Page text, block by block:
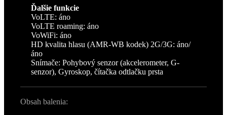
Ďalšie funkcie
VoLTE: áno
VoLTE roaming: áno
VoWiFi: áno
HD kvalita hlasu (AMR-WB kodek) 2G/3G: áno/
áno
Snímače: Pohybový senzor (akcelerometer, G-
senzor), Gyroskop, čítačka odtlačku prsta
Obsah balenia: